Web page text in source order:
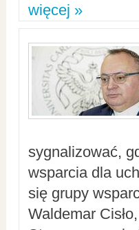
więcej »
sygnalizować,
wsparcia dla
się grupy
Waldemar